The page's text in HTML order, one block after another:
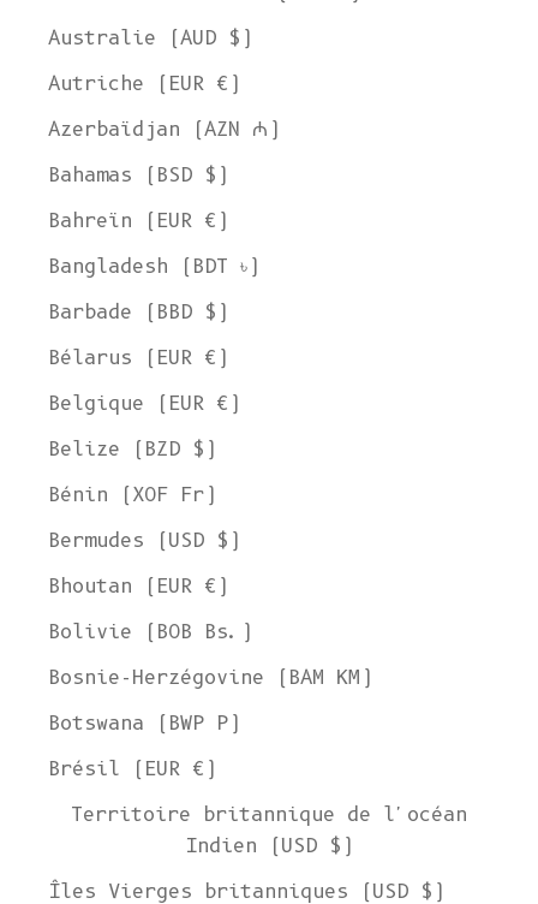
Australie (AUD $)
Autriche (EUR €)
Azerbaïdjan (AZN ₼)
Bahamas (BSD $)
Bahreïn (EUR €)
Bangladesh (BDT ৳)
Barbade (BBD $)
Bélarus (EUR €)
Belgique (EUR €)
Belize (BZD $)
Bénin (XOF Fr)
Bermudes (USD $)
Bhoutan (EUR €)
Bolivie (BOB Bs.)
Bosnie-Herzégovine (BAM КМ)
Botswana (BWP P)
Brésil (EUR €)
Territoire britannique de l'océan
Indien (USD $)
Îles Vierges britanniques (USD $)